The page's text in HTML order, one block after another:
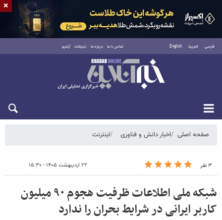
فارسی العربية English تماس با ما درباره ما تبلیغات آرشیو
شنبه ۱۷ مرداد ۱۴۰۵
صفحه اصلی اخبار دانش و فناوری اینترنت
۳ نفر ۲۲ اردیبهشت ۱۴۰۵ - ۱۵:۳۰
شبکه ملی اطلاعات ظرفیت هجوم ۹۰ میلیون
کاربر ایرانی در شرایط بحران را ندارد
×